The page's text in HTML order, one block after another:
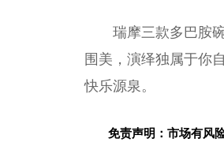
瑞摩三款多巴胺
围美，演绎独属于你
快乐源泉。
免责声明：市场有风